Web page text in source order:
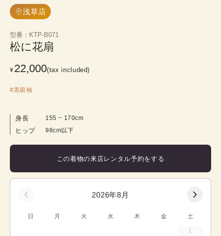
浅草店
型番 ： KTP-B071
松に花扇
¥ 22,000(tax included)
#黒留袖
身長 155 ~ 170cm
ヒップ 98cm以下
この着物の来店レンタル予約をする
2026年8月
日 月 火 水 木 金 土
1